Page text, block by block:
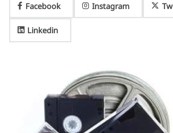
Facebook Instagram
Linkedin